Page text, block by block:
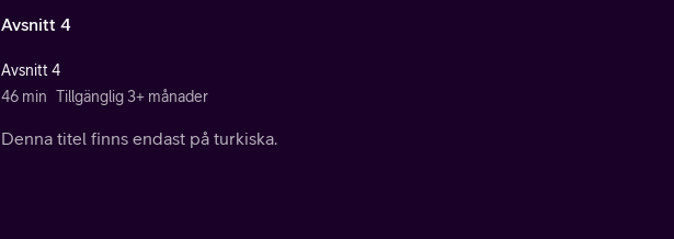
Avsnitt 4
Avsnitt 4
46 min Tillgänglig 3+ månader
Denna titel finns endast på turkiska.